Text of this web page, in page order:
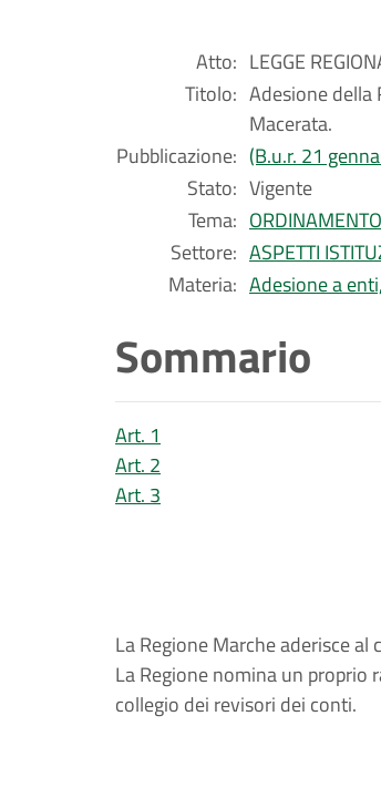
Atto: LEGGE
Titolo: Adesione della
Macerata.
Pubblicazione: (B.u.r. 21
Stato: Vigente
Tema:
Settore: ASPETTI
Materia: Adesione a
Sommario
Art. 1
Art. 2
Art. 3
La Regione Marche aderisce
La Regione nomina un
collegio dei revisori dei conti.